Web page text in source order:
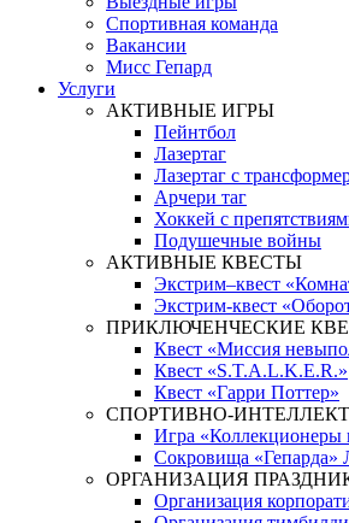
Спортивная команда
Вакансии
Мисс Гепард
Услуги
АКТИВНЫЕ ИГРЫ
Пейнтбол
Лазертаг
Лазертаг с
Арчери таг
Хоккей с
Подушечные войны
АКТИВНЫЕ КВЕСТЫ
Экстрим–квест
Экстрим-квест
ПРИКЛЮЧЕНЧЕСКИЕ
Квест «Миссия
Квест «S.T.A.L.K.E.R.»
Квест «Гарри Поттер»
СПОРТИВНО-
Игра «Коллекционеры
Сокровища «Гепарда»
ОРГАНИЗАЦИЯ
Организация